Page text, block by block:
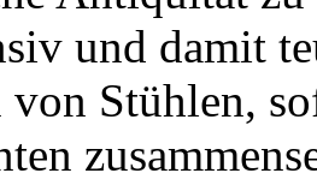
und damit
Stühlen,